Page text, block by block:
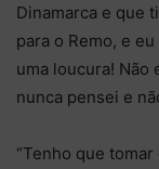
Dinamarca e que
para o Remo, e
uma loucura! Não
nunca pensei e
“Tenho que